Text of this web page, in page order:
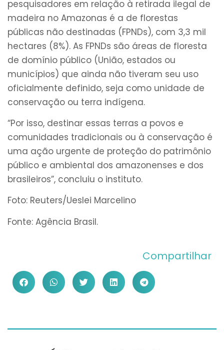
pesquisadores em relação à retirada ilegal de
madeira no Amazonas é a de florestas
públicas não destinadas (FPNDs), com 3,3 mil
hectares (8%). As FPNDs são áreas de floresta
de domínio público (União, estados ou
municípios) que ainda não tiveram seu uso
oficialmente definido, seja como unidade de
conservação ou terra indígena.
“Por isso, destinar essas terras a povos e
comunidades tradicionais ou à conservação é
uma ação urgente de proteção do patrimônio
público e ambiental dos amazonenses e dos
brasileiros”, concluiu o instituto.
Foto: Reuters/Ueslei Marcelino
Fonte: Agência Brasil.
Compartilhar